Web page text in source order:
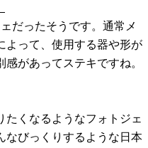
だったそうです。通常メ
よって、使用する器や形が
があってステキですね。
たくなるようなフォトジェ
なびっくりするような日本